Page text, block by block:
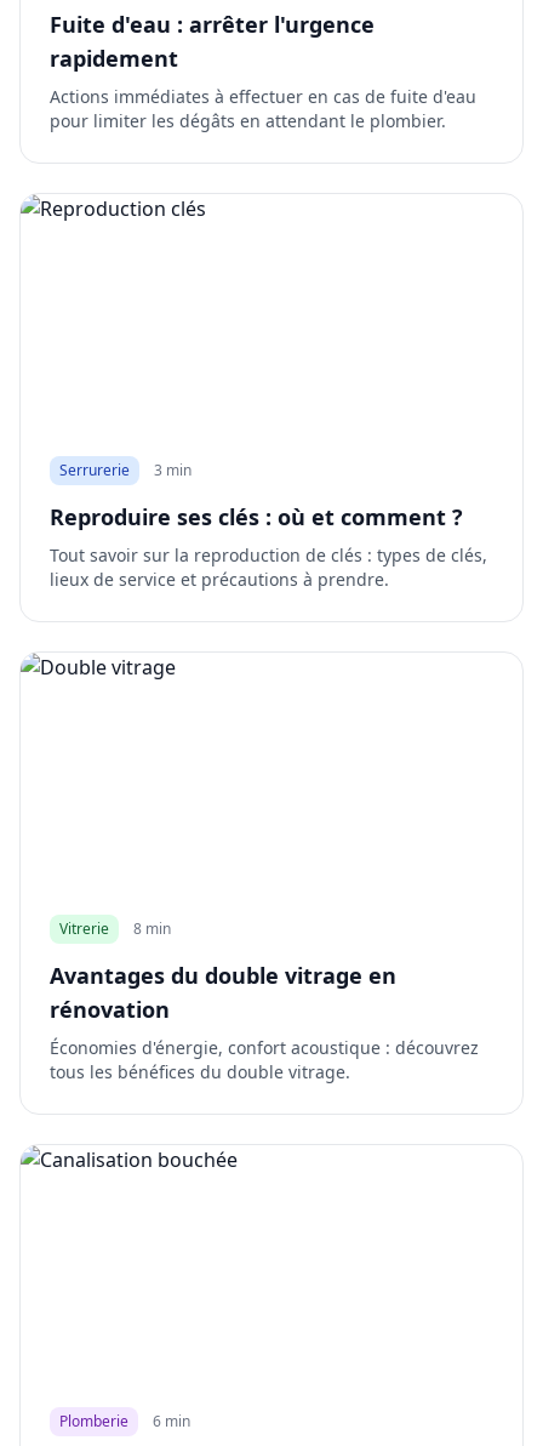
Fuite d'eau : arrêter l'urgence
rapidement
Actions immédiates à effectuer en cas de fuite d'eau
pour limiter les dégâts en attendant le plombier.
Serrurerie 3 min
Reproduire ses clés : où et comment ?
Tout savoir sur la reproduction de clés : types de clés,
lieux de service et précautions à prendre.
Vitrerie 8 min
Avantages du double vitrage en
rénovation
Économies d'énergie, confort acoustique : découvrez
tous les bénéfices du double vitrage.
Plomberie 6 min